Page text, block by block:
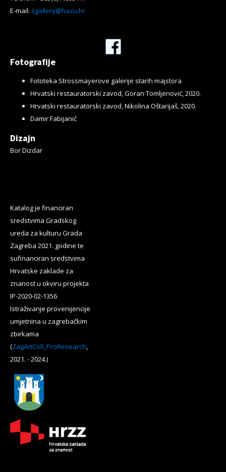
E-mail: sgallery@hazu.hr
Fotografije
Fototeka Strossmayerove galerije starih majstora
Hrvatski restauratorski zavod, Goran Tomljenović, 2020.
Hrvatski restauratorski zavod, Nikolina Oštarijaš, 2020.
Damir Fabijanić
Dizajn
Bor Dizdar
Katalog je financiran
sredstvima Gradskog
ureda za kulturu Grada
Zagreba 2021. godine te
sufinanciran sredstvima
Hrvatske zaklade za
znanost u okviru projekta
IP-2020-02-1356
Istraživanje provenijencije
umjetnina u zagrebačkim
zbirkama
(ZagArtColl_ProResearch,
2021. - 2024.)